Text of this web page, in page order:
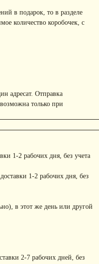
в подарок, то в разделе
количество коробочек, с
адресат. Отправка
только при
1-2 рабочих дня, без учета
1-2 рабочих дня, без
в этот же день или другой
2-7 рабочих дней, без